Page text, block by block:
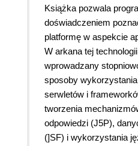
Książka pozwala
doświadczeniem
platformę w aspekcie
W arkana tej
wprowadzany
sposoby
serwletów i
tworzenia
odpowiedzi (J5P),
(]SF) i wykorzystania